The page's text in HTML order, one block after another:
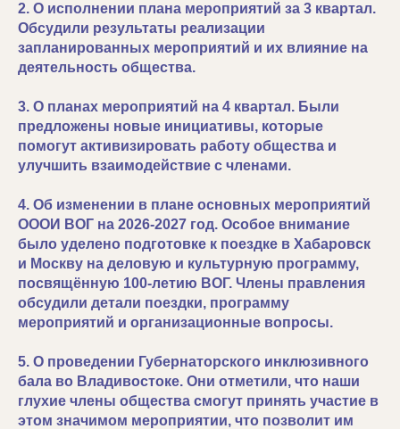
2. О исполнении плана мероприятий за 3 квартал.
Обсудили результаты реализации
запланированных мероприятий и их влияние на
деятельность общества.
3. О планах мероприятий на 4 квартал. Были
предложены новые инициативы, которые
помогут активизировать работу общества и
улучшить взаимодействие с членами.
4. Об изменении в плане основных мероприятий
ОООИ ВОГ на 2026-2027 год. Особое внимание
было уделено подготовке к поездке в Хабаровск
и Москву на деловую и культурную программу,
посвящённую 100-летию ВОГ. Члены правления
обсудили детали поездки, программу
мероприятий и организационные вопросы.
5. О проведении Губернаторского инклюзивного
бала во Владивостоке. Они отметили, что наши
глухие члены общества смогут принять участие в
этом значимом мероприятии, что позволит им